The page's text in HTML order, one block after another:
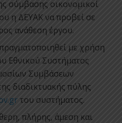
σύμβασης οικονομικοί
η ΔΕΥΑΚ να προβεί σε
ανάθεση έργου.
με χρήση
Εθνικού Συστήματος
Συμβάσεων
διαδικτυακής πύλης
του συστήματος.
πλήρης, άμεση και